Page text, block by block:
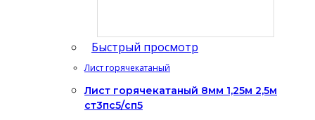
Быстрый просмотр
Лист горячекатаный
Лист горячекатаный 8мм 1,25м 2,5м
ст3пс5/сп5